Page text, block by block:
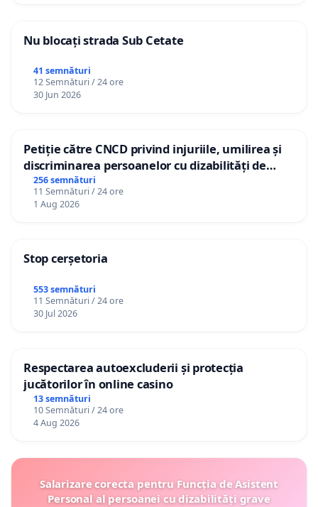
Nu blocați strada Sub Cetate
41 semnături
12 Semnături / 24 ore
30 Jun 2026
Petiție către CNCD privind injuriile, umilirea și
discriminarea persoanelor cu dizabilități de
către utilizatorul TikTok „Gorici”
256 semnături
11 Semnături / 24 ore
1 Aug 2026
Stop cerșetoria
553 semnături
11 Semnături / 24 ore
30 Jul 2026
Respectarea autoexcluderii și protecția
jucătorilor în online casino
13 semnături
10 Semnături / 24 ore
4 Aug 2026
Salarizare corecta pentru Funcția de Asistent
Personal al persoanei cu dizabilități grave